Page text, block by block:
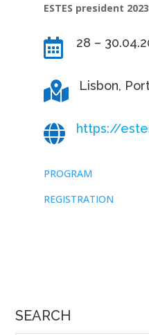
ESTES president
 28 –
 Lisbon,
 https://
PROGRAM
REGISTRATION
SEARCH